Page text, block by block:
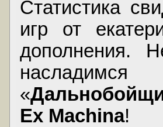
Статистика
игр от
дополнения.
«
Ex Machina!